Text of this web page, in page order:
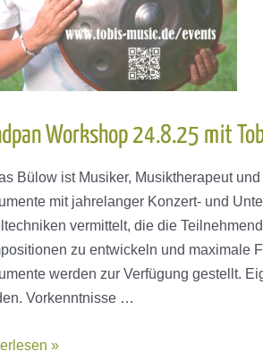
Workshop 24.8.25 mit
Bülow ist Musiker, Musiktherapeut
mit jahrelanger Konzert- und
vermittelt, die die
zu entwickeln und maximale
werden zur Verfügung gestellt.
Vorkenntnisse …
»